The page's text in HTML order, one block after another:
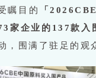
瞩目的 「
家企业的137款入
，围满了驻足的观